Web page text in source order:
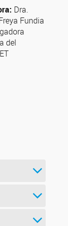
Dra.
Fundia
del